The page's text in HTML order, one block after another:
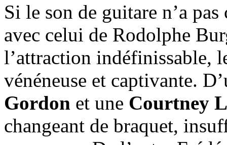
Si le son de guitare n’a
avec celui de Rodolphe
l’attraction indéfinissable,
vénéneuse et captivante.
Gordon et une Courtney
changeant de braquet,